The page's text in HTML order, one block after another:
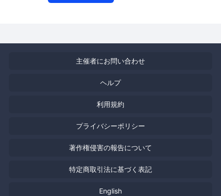
主催者にお問い合わせ
ヘルプ
利用規約
プライバシーポリシー
著作権侵害の報告について
特定商取引法に基づく表記
English